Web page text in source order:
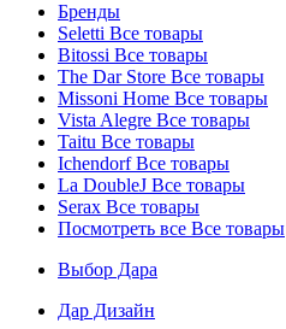
Бренды
Seletti Все товары
Bitossi Все товары
The Dar Store Все товары
Missoni Home Все товары
Vista Alegre Все товары
Taitu Все товары
IchendorfВсе товары
La DoubleJ Все товары
Serax Все товары
Посмотреть все Все товары
Выбор Дара
Дар Дизайн